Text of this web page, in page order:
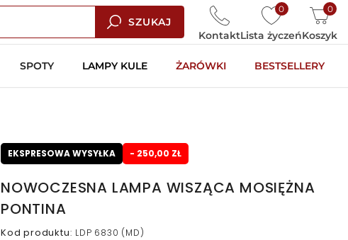
SZUKAJ
0
Lista życzeń
0
Koszyk
Kontakt
SPOTY LAMPY KULE ŻARÓWKI BESTSELLERY
EKSPRESOWA WYSYŁKA - 250,00 ZŁ
NOWOCZESNA LAMPA WISZĄCA MOSIĘŻNA
PONTINA
Kod produktu: LDP 6830 (MD)